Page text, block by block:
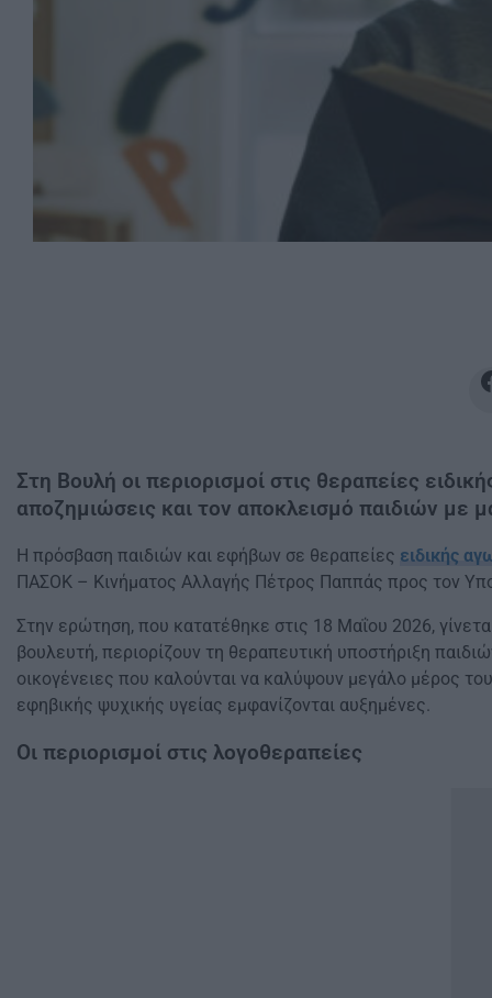
Στη Βουλή οι περιορισμοί στις θεραπείες
αποζημιώσεις και τον αποκλεισμό παιδιών με
Η πρόσβαση παιδιών και εφήβων σε θεραπείες ειδικής
ΠΑΣΟΚ – Κινήματος Αλλαγής Πέτρος Παππάς προς τον
Στην ερώτηση, που κατατέθηκε στις 18 Μαΐου 2026,
βουλευτή, περιορίζουν τη θεραπευτική υποστήριξη
οικογένειες που καλούνται να καλύψουν μεγάλο μέρος
εφηβικής ψυχικής υγείας εμφανίζονται αυξημένες.
Οι περιορισμοί στις λογοθεραπείες